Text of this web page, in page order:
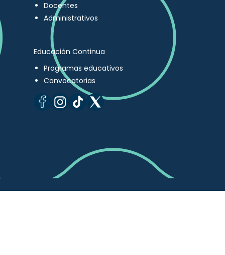
Docentes
Administrativos
Educación Continua
Programas educativos
Convocatorias